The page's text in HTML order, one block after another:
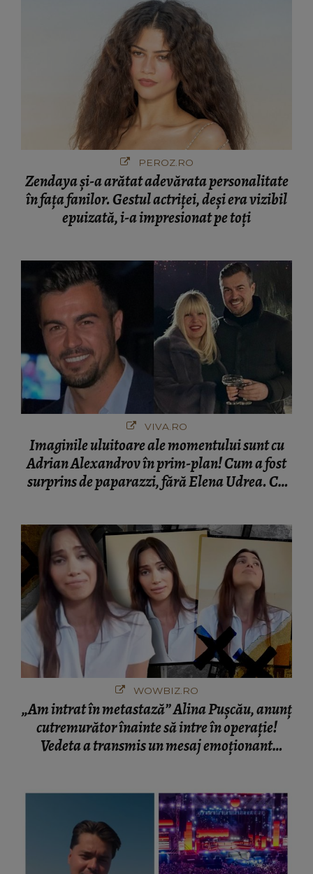
PEROZ.RO
Zendaya și-a arătat adevărata personalitate
în fața fanilor. Gestul actriței, deși era vizibil
epuizată, i-a impresionat pe toți
VIVA.RO
Imaginile uluitoare ale momentului sunt cu
Adrian Alexandrov în prim-plan! Cum a fost
surprins de paparazzi, fără Elena Udrea. Cu
WOWBIZ.RO
„Am intrat în metastază” Alina Pușcău, anunț
cutremurător înainte să intre în operație!
Vedeta a transmis un mesaj emoționant